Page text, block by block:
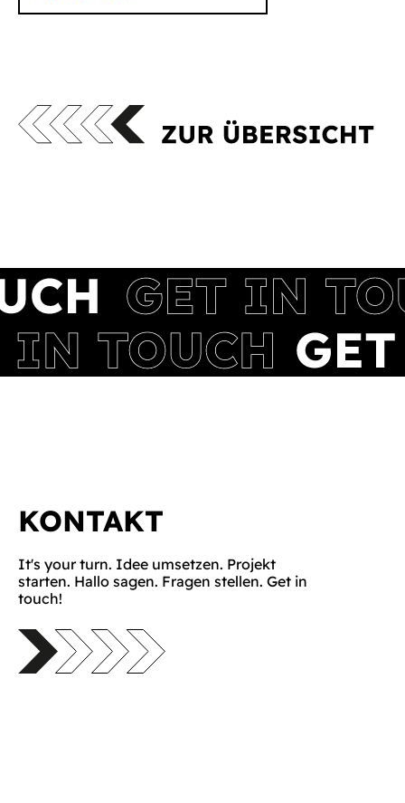
KONTAKT
It's your turn. Idee umsetzen. Projekt
starten. Hallo sagen. Fragen stellen. Get in
touch!